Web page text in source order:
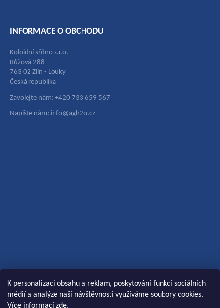
K personalizaci obsahu a reklam, poskytování funkcí sociálních
médií a analýze naší návštěvnosti využíváme soubory cookies.
Více informací zde.
INFORMACE O OBCHODU
Koloidní sříbro s.r.o.
Růžová 288
763 02 Zlín - Louky
Česká republika
Zavolejte nám: +420 733 659 567
Napište nám: info@agh2o.cz